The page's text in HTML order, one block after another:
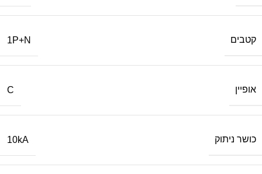
קטבים 1P+N
אופיין C
כושר ניתוק 10kA